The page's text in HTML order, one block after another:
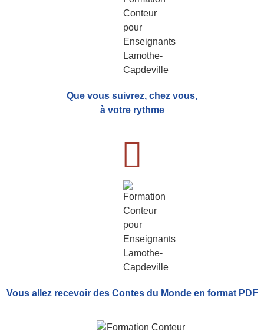
Que vous suivrez, chez vous,
à votre rythme
Vous allez recevoir des Contes du Monde en format PDF